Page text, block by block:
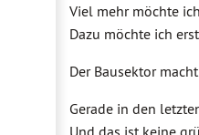
Viel mehr möchte
Dazu möchte ich
Der Bausektor
Gerade in den
Und das ist keine